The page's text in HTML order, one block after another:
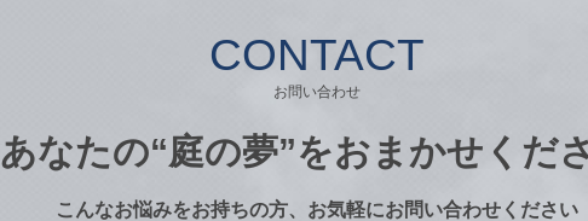
CONTACT
お問い合わせ
あなたの“庭の夢”をおまかせくだ
こんなお悩みをお持ちの方、お気軽にお問い合わせください